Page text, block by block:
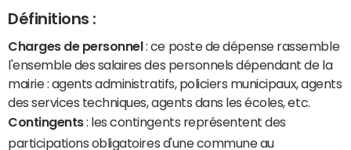
Définitions :
Charges de personnel : ce poste de dépense rassemble
l'ensemble des salaires des personnels dépendant de la
mairie : agents administratifs, policiers municipaux, agents
des services techniques, agents dans les écoles, etc.
Contingents: les contingents représentent des
participations obligatoires d'une commune au